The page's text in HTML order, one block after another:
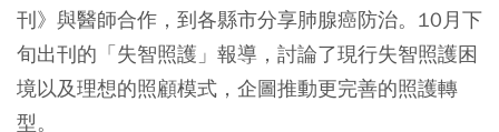
刊》與醫師合作，到各縣市分享肺腺癌防治。10月下
旬出刊的「失智照護」報導，討論了現行失智照護困
境以及理想的照顧模式，企圖推動更完善的照護轉
型。